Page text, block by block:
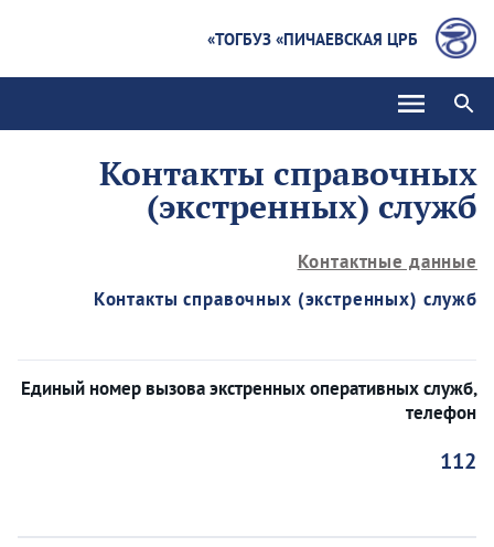
ТОГБУЗ «ПИЧАЕВСКАЯ ЦРБ»
Контакты справочных
(экстренных) служб
Контактные данные
Контакты справочных (экстренных) служб
Единый номер вызова экстренных оперативных служб,
телефон
112